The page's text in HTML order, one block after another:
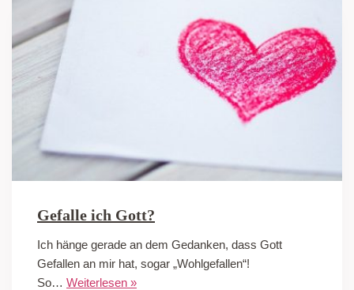
Gefalle ich Gott?
Ich hänge gerade an dem Gedanken, dass Gott
Gefallen an mir hat, sogar „Wohlgefallen“!
So… Weiterlesen »